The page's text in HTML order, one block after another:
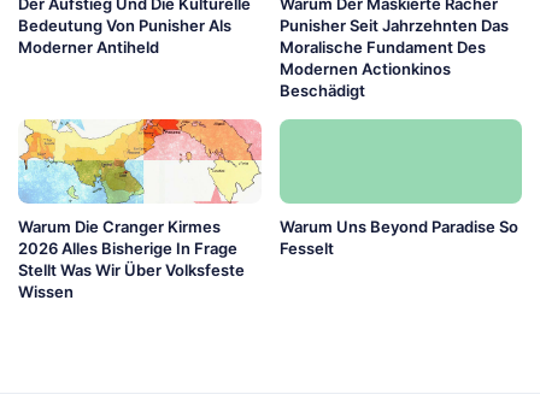
Bedeutung Von Punisher Als
Moderner Antiheld
Punisher Seit Jahrzehnten Das
Moralische Fundament Des
Modernen Actionkinos
Beschädigt
Warum Die Cranger Kirmes
2026 Alles Bisherige In Frage
Stellt Was Wir Über Volksfeste
Wissen
Warum Uns Beyond Paradise So
Fesselt